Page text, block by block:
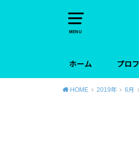
MENU
ホーム プロ
HOME 2019年 6月